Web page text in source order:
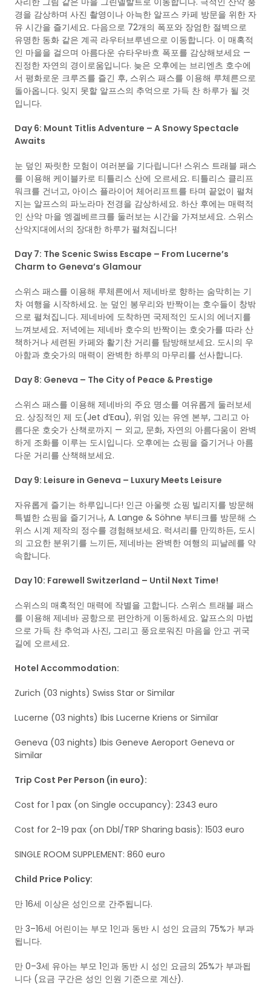
경을 감상하며 사진 촬영이나 아늑한 알프스 카페 방문을 위한 자
유 시간을 즐기세요. 다음으로 72개의 폭포와 장엄한 절벽으로
유명한 동화 같은 계곡 라우터브루넨으로 이동합니다. 이 매혹적
인 마을을 걸으며 아름다운 슈타우바흐 폭포를 감상해보세요 —
진정한 자연의 경이로움입니다. 늦은 오후에는 브리엔츠 호수에
서 평화로운 크루즈를 즐긴 후, 스위스 패스를 이용해 루체른으로
돌아옵니다. 잊지 못할 알프스의 추억으로 가득 찬 하루가 될 것
입니다.
Day 6: Mount Titlis Adventure – A Snowy Spectacle
Awaits
눈 덮인 짜릿한 모험이 여러분을 기다립니다! 스위스 트래블 패스
를 이용해 케이블카로 티틀리스 산에 오르세요. 티틀리스 클리프
워크를 건너고, 아이스 플라이어 체어리프트를 타며 끝없이 펼쳐
지는 알프스의 파노라마 전경을 감상하세요. 하산 후에는 매력적
인 산악 마을 엥겔베르크를 둘러보는 시간을 가져보세요. 스위스
산악지대에서의 장대한 하루가 펼쳐집니다!
Day 7: The Scenic Swiss Escape – From Lucerne’s
Charm to Geneva’s Glamour
스위스 패스를 이용해 루체른에서 제네바로 향하는 숨막히는 기
차 여행을 시작하세요. 눈 덮인 봉우리와 반짝이는 호수들이 창밖
으로 펼쳐집니다. 제네바에 도착하면 국제적인 도시의 에너지를
느껴보세요. 저녁에는 제네바 호수의 반짝이는 호숫가를 따라 산
책하거나 세련된 카페와 활기찬 거리를 탐방해보세요. 도시의 우
아함과 호숫가의 매력이 완벽한 하루의 마무리를 선사합니다.
Day 8: Geneva – The City of Peace & Prestige
스위스 패스를 이용해 제네바의 주요 명소를 여유롭게 둘러보세
요. 상징적인 제 도(Jet d’Eau), 위엄 있는 유엔 본부, 그리고 아
름다운 호숫가 산책로까지 — 외교, 문화, 자연의 아름다움이 완벽
하게 조화를 이루는 도시입니다. 오후에는 쇼핑을 즐기거나 아름
다운 거리를 산책해보세요.
Day 9: Leisure in Geneva – Luxury Meets Leisure
자유롭게 즐기는 하루입니다! 인근 아울렛 쇼핑 빌리지를 방문해
특별한 쇼핑을 즐기거나, A. Lange & Söhne 부티크를 방문해 스
위스 시계 제작의 정수를 경험해보세요. 럭셔리를 만끽하든, 도시
의 고요한 분위기를 느끼든, 제네바는 완벽한 여행의 피날레를 약
속합니다.
Day 10: Farewell Switzerland – Until Next Time!
스위스의 매혹적인 매력에 작별을 고합니다. 스위스 트래블 패스
를 이용해 제네바 공항으로 편안하게 이동하세요. 알프스의 마법
으로 가득 찬 추억과 사진, 그리고 풍요로워진 마음을 안고 귀국
길에 오르세요.
Hotel Accommodation:
Zurich (03 nights) Swiss Star or Similar
Lucerne (03 nights) Ibis Lucerne Kriens or Similar
Geneva (03 nights) Ibis Geneve Aeroport Geneva or
Similar
Trip Cost Per Person (in euro):
Cost for 1 pax (on Single occupancy): 2343 euro
Cost for 2-19 pax (on Dbl/TRP Sharing basis): 1503 euro
SINGLE ROOM SUPPLEMENT: 860 euro
Child Price Policy:
만 16세 이상은 성인으로 간주됩니다.
만 3–16세 어린이는 부모 1인과 동반 시 성인 요금의 75%가 부과
됩니다.
만 0–3세 유아는 부모 1인과 동반 시 성인 요금의 25%가 부과됩
니다 (요금 구간은 성인 인원 기준으로 계산).